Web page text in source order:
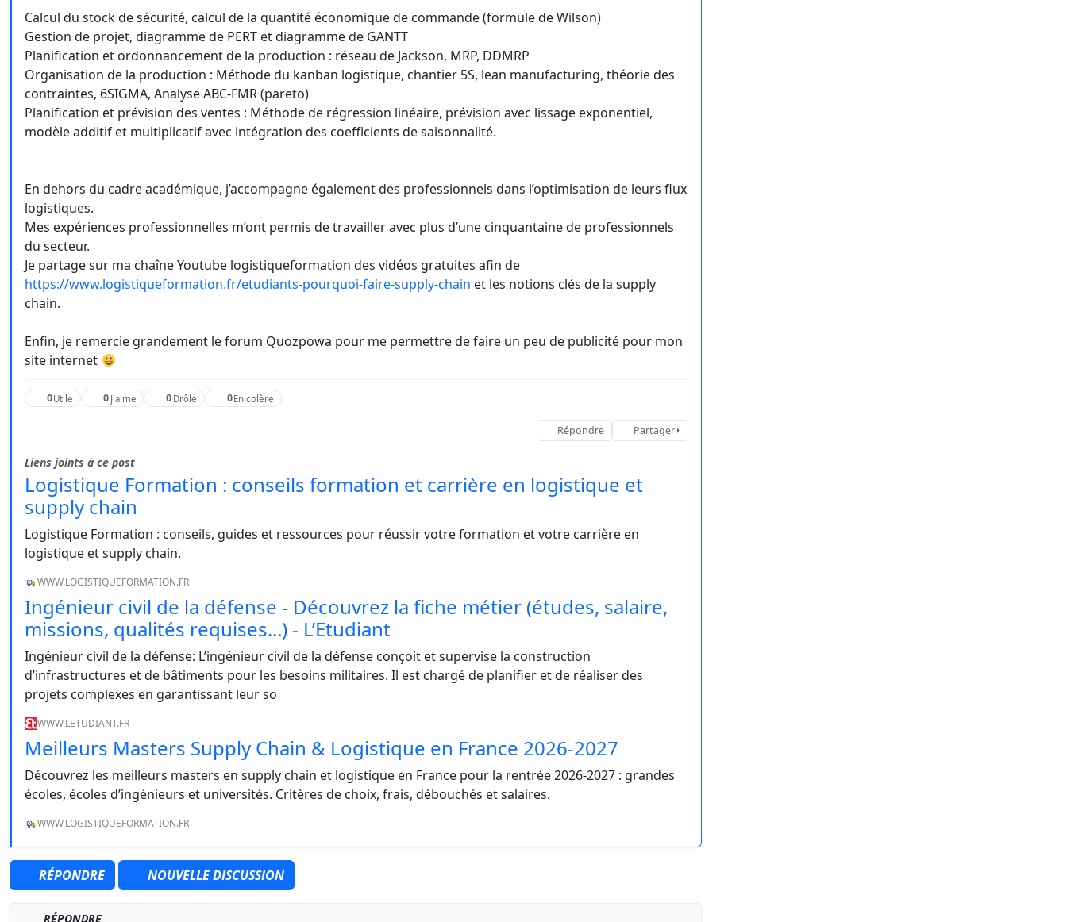
Calcul du stock de sécurité, calcul de la quantité économique de commande (formule de Wilson)
Gestion de projet, diagramme de PERT et diagramme de GANTT
Planification et ordonnancement de la production : réseau de Jackson, MRP, DDMRP
Organisation de la production : Méthode du kanban logistique, chantier 5S, lean manufacturing, théorie des
contraintes, 6SIGMA, Analyse ABC-FMR (pareto)
Planification et prévision des ventes : Méthode de régression linéaire, prévision avec lissage exponentiel,
modèle additif et multiplicatif avec intégration des coefficients de saisonnalité.
En dehors du cadre académique, j’accompagne également des professionnels dans l’optimisation de leurs flux
logistiques.
Mes expériences professionnelles m’ont permis de travailler avec plus d’une cinquantaine de professionnels
du secteur.
Je partage sur ma chaîne Youtube logistiqueformation des vidéos gratuites afin de
https://www.logistiqueformation.fr/etudiants-pourquoi-faire-supply-chain et les notions clés de la supply
chain.
Enfin, je remercie grandement le forum Quozpowa pour me permettre de faire un peu de publicité pour mon
site internet
0Utile 0 J'aime 0 Drôle 0En colère
Répondre Partager
Liens joints à ce post
Logistique Formation : conseils formation et carrière en logistique et
supply chain
Logistique Formation : conseils, guides et ressources pour réussir votre formation et votre carrière en
logistique et supply chain.
WWW.LOGISTIQUEFORMATION.FR
Ingénieur civil de la défense - Découvrez la fiche métier (études, salaire,
missions, qualités requises...) - L’Etudiant
Ingénieur civil de la défense: L’ingénieur civil de la défense conçoit et supervise la construction
d’infrastructures et de bâtiments pour les besoins militaires. Il est chargé de planifier et de réaliser des
projets complexes en garantissant leur so
WWW.LETUDIANT.FR
Meilleurs Masters Supply Chain & Logistique en France 2026-2027
Découvrez les meilleurs masters en supply chain et logistique en France pour la rentrée 2026-2027 : grandes
écoles, écoles d’ingénieurs et universités. Critères de choix, frais, débouchés et salaires.
WWW.LOGISTIQUEFORMATION.FR
RÉPONDRE NOUVELLE DISCUSSION
RÉPONDRE